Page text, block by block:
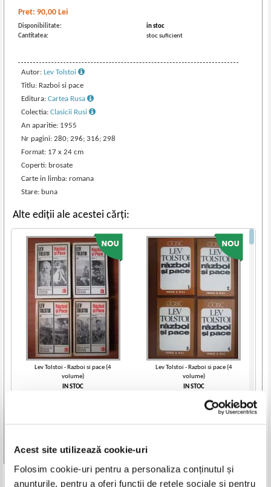
Acest site utilizează cookie-uri
Folosim cookie-uri pentru a personaliza conținutul și
anunțurile, pentru a oferi funcții de rețele sociale și pentru
Pret:90,00 Lei
Disponibilitate:
in stoc
Cantitatea:
stoc suficient
Autor:Lev Tolstoi
Titlu: Razboi si pace
Editura:Cartea Rusa
Colectia:Clasicii Rusi
An aparitie: 1955
Nr pagini: 280; 296; 316; 298
Format: 17 x 24 cm
Coperti: brosate
Carte in limba: romana
Stare: buna
Alte ediții ale acestei cărți:
Lev Tolstoi - Razboi si pace (4
volume)
IN STOC
Lev Tolstoi - Razboi si pace (4
volume)
IN STOC
Adaugă în coș
Vezi toate edițiile »
Produse din aceeasi categorie